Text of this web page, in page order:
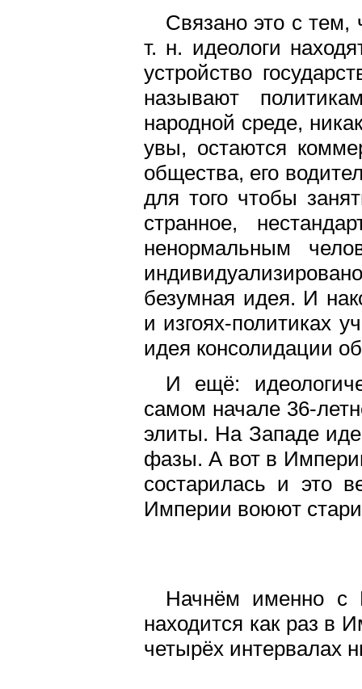
Связано это с
т. н. идеологи
устройство
называют
народной среде,
увы, остаются
общества, его
для того чтобы
странное,
ненормальным
безумная идея. И
и изгоях-политиках
идея консолидации
И ещё:
самом начале 36-
элиты. На Западе
фазы. А вот в
состарилась и это
Империи воюют
Начнём именно с
находится как раз в
четырёх интервалах